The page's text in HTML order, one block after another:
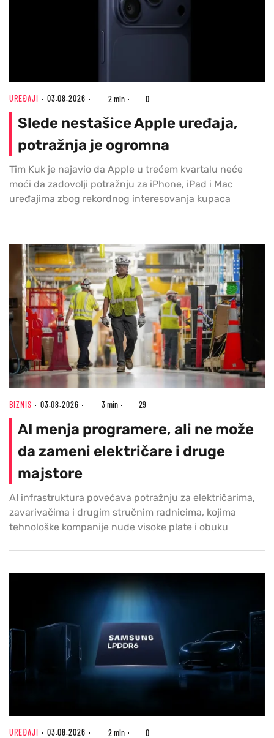
UREĐAJI 03.08.2026 2 min 0
Slede nestašice Apple uređaja,
potražnja je ogromna
Tim Kuk je najavio da Apple u trećem kvartalu neće
moći da zadovolji potražnju za iPhone, iPad i Mac
uređajima zbog rekordnog interesovanja kupaca
BIZNIS 03.08.2026 3 min 29
AI menja programere, ali ne može
da zameni električare i druge
majstore
AI infrastruktura povećava potražnju za električarima,
zavarivačima i drugim stručnim radnicima, kojima
tehnološke kompanije nude visoke plate i obuku
UREĐAJI 03.08.2026 2 min 0